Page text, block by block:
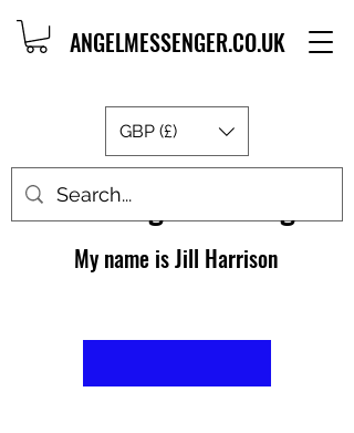
ANGELMESSENGER.CO.UK
GBP (£)
About AngelMessenger
My name is Jill Harrison